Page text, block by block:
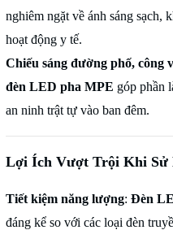
nghiêm ngặt về ánh sáng sạch,
hoạt động y tế.
Chiếu sáng đường phố, công
đèn LED pha MPE góp phần
an ninh trật tự vào ban đêm.
Lợi Ích Vượt Trội Khi Sử
Tiết kiệm năng lượng: Đèn
đáng kể so với các loại đèn